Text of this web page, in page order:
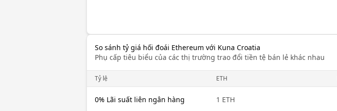
So sánh tỷ giá hối đoái Ethereum với Kuna Croatia
Phụ cấp tiêu biểu của các thị trường trao đổi tiền tệ bán lẻ khác nhau
Tỷ lệ ETH
0% Lãi suất liên ngân hàng 1 ETH